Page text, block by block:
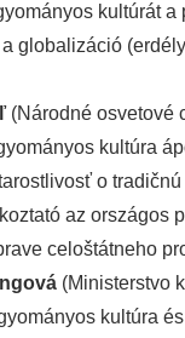
kultúrát a
globalizáció
(Národné osvetové
kultúra
o
az országos
celoštátneho
(Ministerstvo
kultúra